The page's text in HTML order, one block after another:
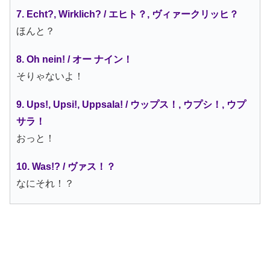
7. Echt?, Wirklich? / エヒト？, ヴィァークリッヒ？
ほんと？
8. Oh nein! / オー ナイン！
そりゃないよ！
9. Ups!, Upsi!, Uppsala! / ウップス！, ウプシ！, ウプ
サラ！
おっと！
10. Was!? / ヴァス！？
なにそれ！？